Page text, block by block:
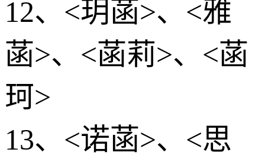
12、<玥菡>、<雅
菡>、<菡莉>、<菡
珂>
13、<诺菡>、<思